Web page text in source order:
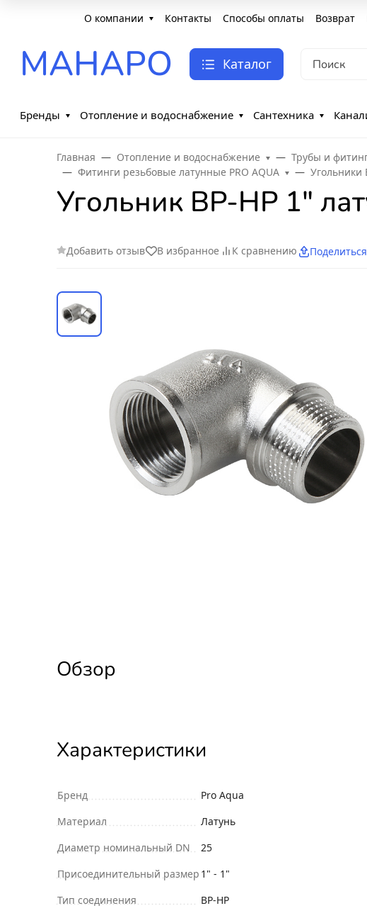
О компании Контакты Способы оплаты Возврат
МАНАРО Каталог
Бренды Отопление и водоснабжение Сантехника
Главная Отопление и водоснабжение Трубы и
Фитинги резьбовые латунные PRO AQUA
Угольники
Угольник ВР-НР 1"
Добавить отзыв В избранное К сравнению Поделиться
Обзор
Характеристики
Бренд
Pro Aqua
Материал
Латунь
Диаметр номинальный DN
25
Присоединительный размер 1" - 1"
Тип соединения
ВР-НР